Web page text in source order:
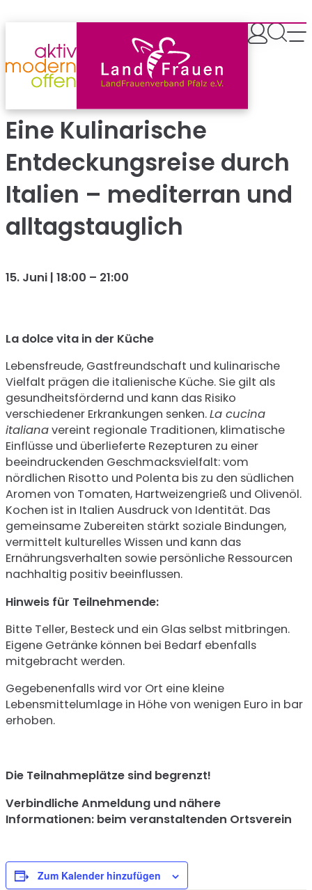
springen
Eine Kulinarische
Entdeckungsreise durch
Italien – mediterran und
alltagstauglich
15. Juni | 18:00 – 21:00
La dolce vita in der Küche
Lebensfreude, Gastfreundschaft und kulinarische
Vielfalt prägen die italienische Küche. Sie gilt als
gesundheitsfördernd und kann das Risiko
verschiedener Erkrankungen senken.La cucina
italianavereint regionale Traditionen, klimatische
Einflüsse und überlieferte Rezepturen zu einer
beeindruckenden Geschmacksvielfalt: vom
nördlichen Risotto und Polenta bis zu den südlichen
Aromen von Tomaten, Hartweizengrieß und Olivenöl.
Kochen ist in Italien Ausdruck von Identität. Das
gemeinsame Zubereiten stärkt soziale Bindungen,
vermittelt kulturelles Wissen und kann das
Ernährungsverhalten sowie persönliche Ressourcen
nachhaltig positiv beeinflussen.
Hinweis für Teilnehmende:
Bitte Teller, Besteck und ein Glas selbst mitbringen.
Eigene Getränke können bei Bedarf ebenfalls
mitgebracht werden.
Gegebenenfalls wird vor Ort eine kleine
Lebensmittelumlage in Höhe von wenigen Euro in bar
erhoben.
Die Teilnahmeplätze sind begrenzt!
Verbindliche Anmeldung und nähere
Informationen: beim veranstaltenden Ortsverein
Zum Kalender hinzufügen